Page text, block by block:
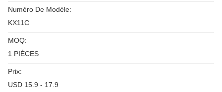
Numéro De Modèle:
KX11C
MOQ:
1 PIÈCES
Prix:
USD 15.9 - 17.9